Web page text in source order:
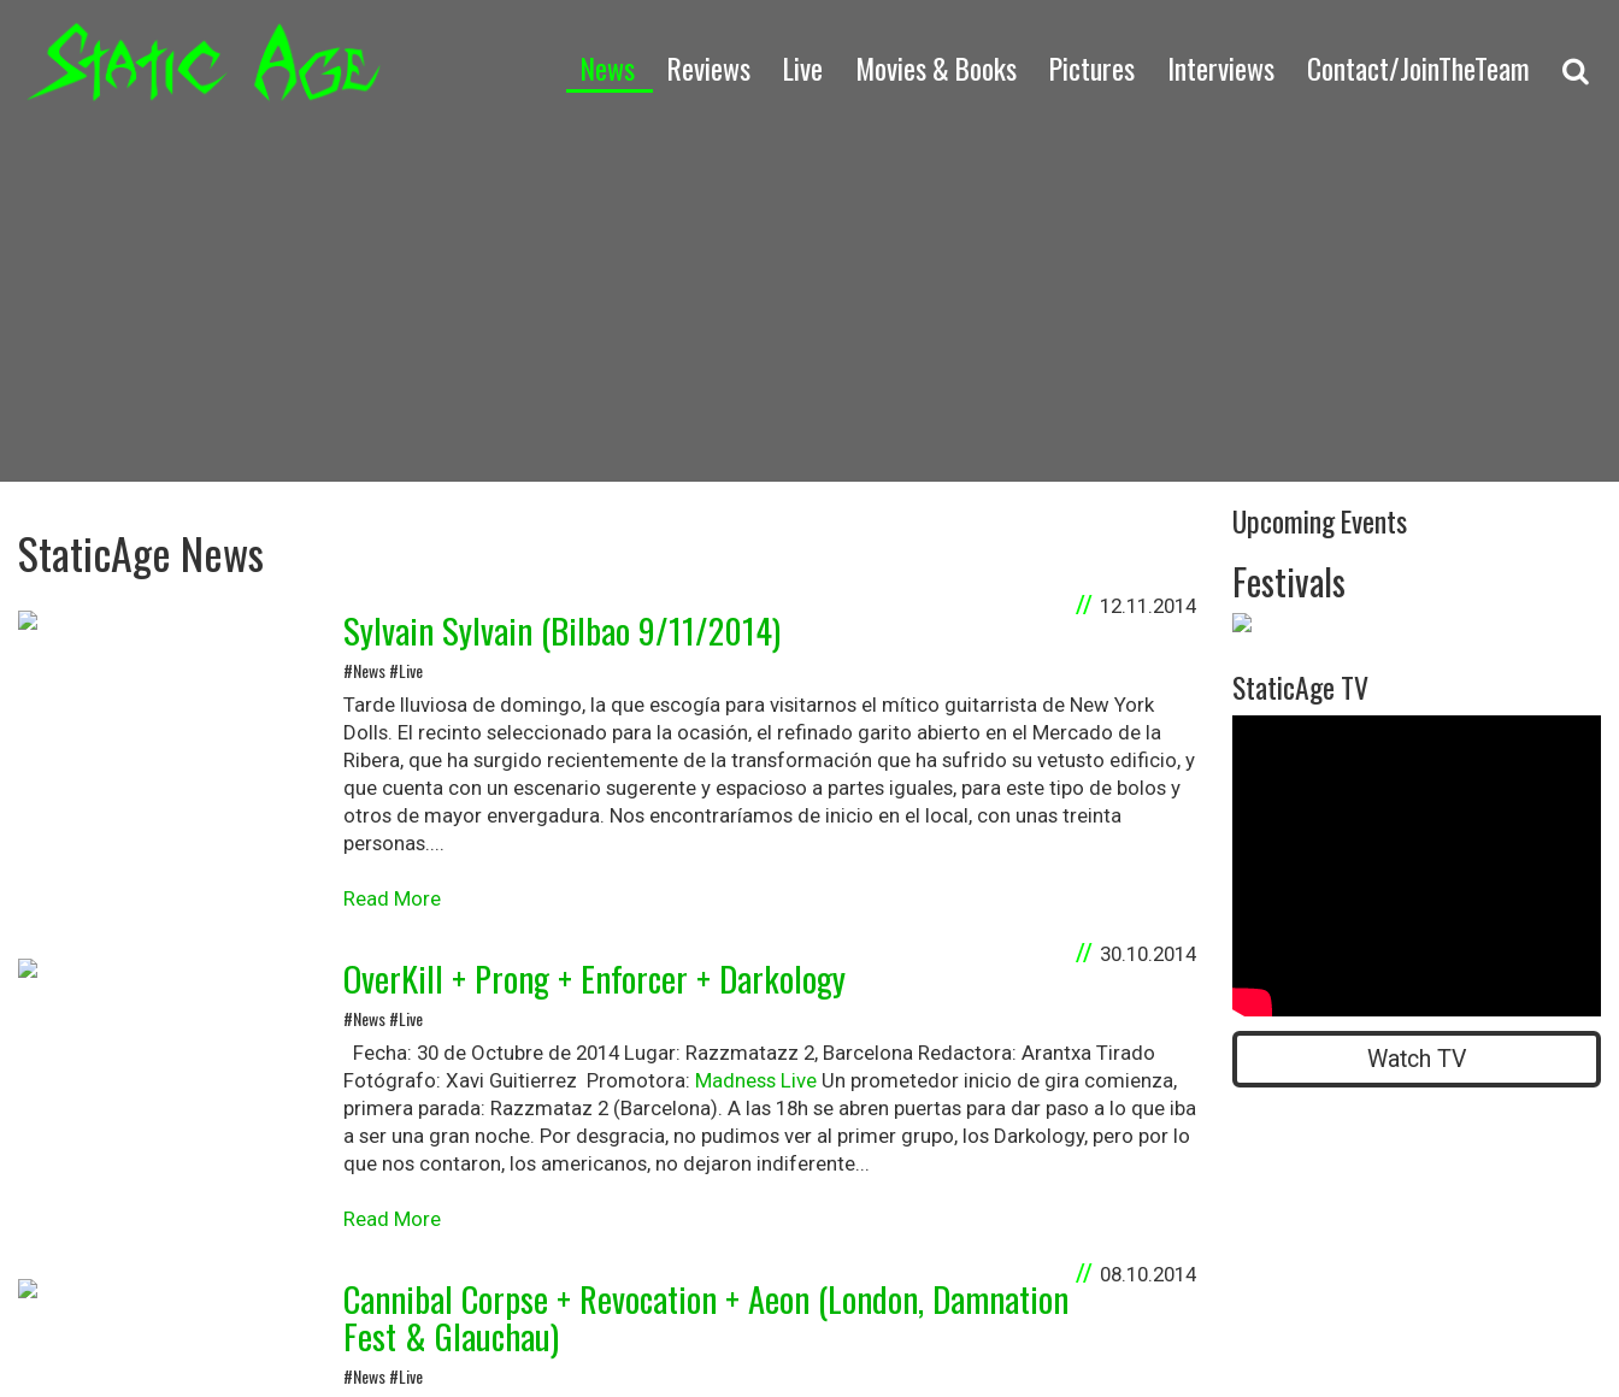
News Reviews Live Movies & Books Pictures Interviews Contact/JoinTheTeam
StaticAge News
12.11.2014
Sylvain Sylvain (Bilbao 9/11/2014)
#News #Live
Tarde lluviosa de domingo, la que escogía para visitarnos el mítico guitarrista de New York
Dolls. El recinto seleccionado para la ocasión, el refinado garito abierto en el Mercado de la
Ribera, que ha surgido recientemente de la transformación que ha sufrido su vetusto edificio, y
que cuenta con un escenario sugerente y espacioso a partes iguales, para este tipo de bolos y
otros de mayor envergadura. Nos encontraríamos de inicio en el local, con unas treinta
personas....
Read More
30.10.2014
OverKill + Prong + Enforcer + Darkology
#News #Live
Fecha: 30 de Octubre de 2014 Lugar: Razzmatazz 2, Barcelona Redactora: Arantxa Tirado
Fotógrafo: Xavi Guitierrez Promotora: Madness Live Un prometedor inicio de gira comienza,
primera parada: Razzmataz 2 (Barcelona). A las 18h se abren puertas para dar paso a lo que iba
a ser una gran noche. Por desgracia, no pudimos ver al primer grupo, los Darkology, pero por lo
que nos contaron, los americanos, no dejaron indiferente...
Read More
08.10.2014
Cannibal Corpse + Revocation + Aeon (London, Damnation
Fest & Glauchau)
#News #Live
Upcoming Events
Festivals
StaticAge TV
Watch TV